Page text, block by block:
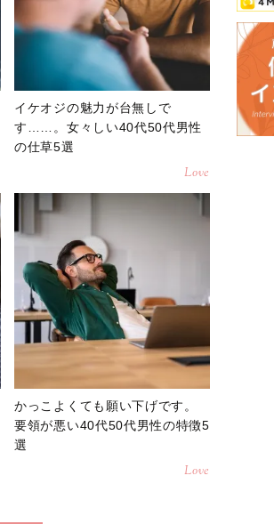
イケオジの魅力が台無しで
す……。女々しい40代50代男性
の仕草5選
Love
かっこよくても願い下げです。
要領が悪い40代50代男性の特徴5
選
Love